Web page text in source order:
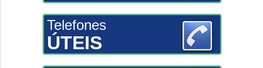
Telefones
ÚTEIS